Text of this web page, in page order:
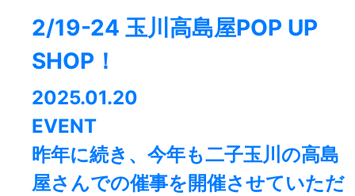
2/19-24 玉川高島屋POP UP
SHOP！
2025.01.20
EVENT
昨年に続き、今年も二子玉川の高島
屋さんでの催事を開催させていただ